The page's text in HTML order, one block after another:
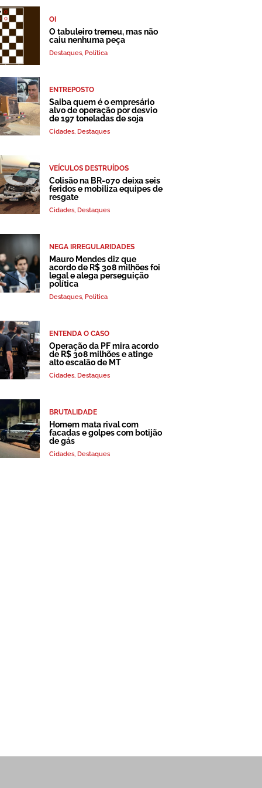
OI
O tabuleiro tremeu, mas não
caiu nenhuma peça
Destaques, Política
ENTREPOSTO
Saiba quem é o empresário
alvo de operação por desvio
de 197 toneladas de soja
Cidades, Destaques
VEÍCULOS DESTRUÍDOS
Colisão na BR-070 deixa seis
feridos e mobiliza equipes de
resgate
Cidades, Destaques
NEGA IRREGULARIDADES
Mauro Mendes diz que
acordo de R$ 308 milhões foi
legal e alega perseguição
política
Destaques, Política
ENTENDA O CASO
Operação da PF mira acordo
de R$ 308 milhões e atinge
alto escalão de MT
Cidades, Destaques
BRUTALIDADE
Homem mata rival com
facadas e golpes com botijão
de gás
Cidades, Destaques